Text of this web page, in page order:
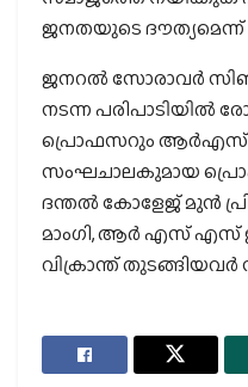
ജനതയുടെ
ജനറല്‍ സോരാവര്‍
നടന്ന പരിപാടിയില്‍
പ്രൊഫസറും
സംഘചാലകുമായ
ദന്തല്‍ കോളേജ് മുന്‍
മാംഗി, ആര്‍ എസ് എസ്
വിക്രാന്ത് തുടങ്ങിയവര്‍